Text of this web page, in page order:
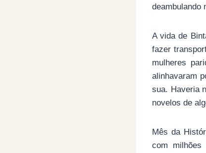
deambulando
A vida de
fazer
mulheres
alinhavaram
sua. Haveria
novelos de
Mês da
com